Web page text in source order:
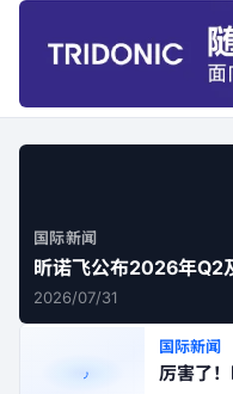
关于沈阳张士灯
一城”荣誉称号考
国际新闻
昕诺飞公布2026年Q2
2026/07/31
国际新闻
厉害了